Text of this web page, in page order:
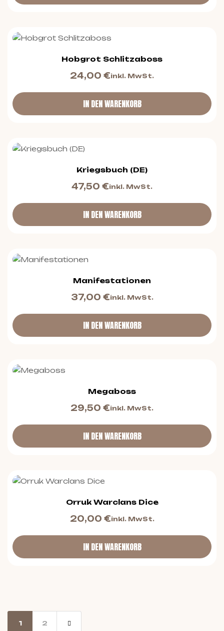
Hobgrot Schlitzaboss
24,00 €inkl. MwSt.
IN DEN WARENKORB
Kriegsbuch (DE)
47,50 €inkl. MwSt.
IN DEN WARENKORB
Manifestationen
37,00 €inkl. MwSt.
IN DEN WARENKORB
Megaboss
29,50 €inkl. MwSt.
IN DEN WARENKORB
Orruk Warclans Dice
20,00 €inkl. MwSt.
IN DEN WARENKORB
1 2